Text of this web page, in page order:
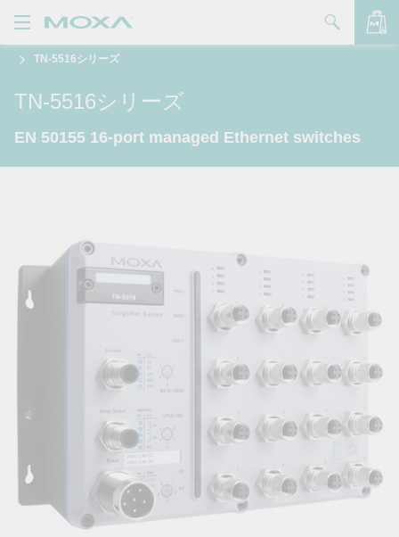
品
リューション
ポート
問い合わせ
ートナー・ゾーン
TN-5516シリーズ
TN-5516シリーズ
EN 50155 16-port managed Ethernet switches
バッグを見る